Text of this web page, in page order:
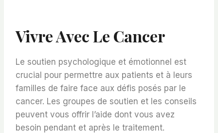
Vivre Avec Le Cancer
Le soutien psychologique et émotionnel est
crucial pour permettre aux patients et à leurs
familles de faire face aux défis posés par le
cancer. Les groupes de soutien et les conseils
peuvent vous offrir l’aide dont vous avez
besoin pendant et après le traitement.